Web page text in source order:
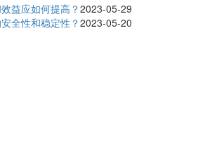
益应如何提高？2023-05-29
全性和稳定性？2023-05-20